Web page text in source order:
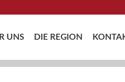
UNS DIE REGION